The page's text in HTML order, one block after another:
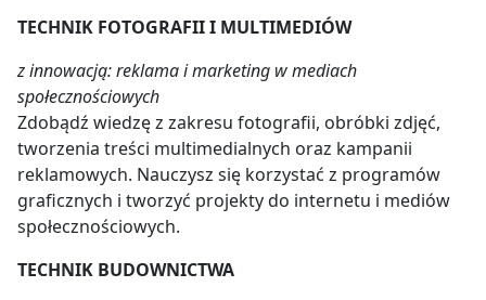
TECHNIK FOTOGRAFII I MULTIMEDIÓW
z innowacją: reklama i marketing w mediach
społecznościowych
Zdobądź wiedzę z zakresu fotografii, obróbki zdjęć,
tworzenia treści multimedialnych oraz kampanii
reklamowych. Nauczysz się korzystać z programów
graficznych i tworzyć projekty do internetu i mediów
społecznościowych.
TECHNIK BUDOWNICTWA